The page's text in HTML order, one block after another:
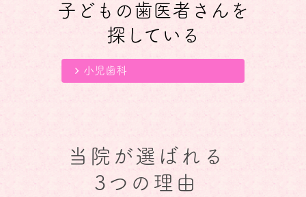
子どもの歯医者さんを
探している
小児歯科
当院が選ばれる
3つの理由